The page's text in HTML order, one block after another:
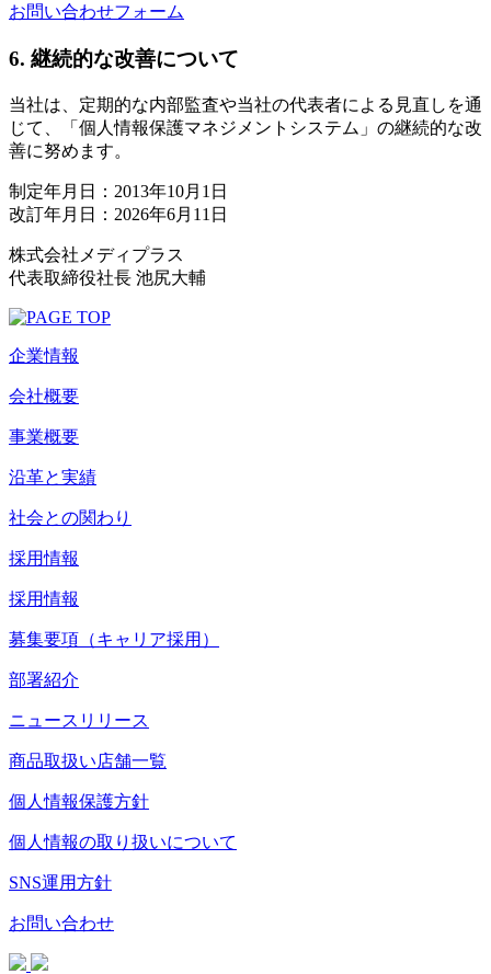
お問い合わせフォーム
6. 継続的な改善について
当社は、定期的な内部監査や当社の代表者による見直しを通
じて、「個人情報保護マネジメントシステム」の継続的な改
善に努めます。
制定年月日：2013年10月1日
改訂年月日：2026年6月11日
株式会社メディプラス
代表取締役社長 池尻大輔
企業情報
会社概要
事業概要
沿革と実績
社会との関わり
採用情報
採用情報
募集要項（キャリア採用）
部署紹介
ニュースリリース
商品取扱い店舗一覧
個人情報保護方針
個人情報の取り扱いについて
SNS運用方針
お問い合わせ